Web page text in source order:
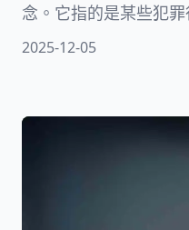
念。它指的是某些犯
特性。與一般犯罪不同
型的深度理解。本文
2025-12-05